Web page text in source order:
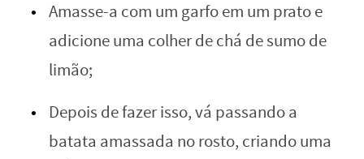
Amasse-a com um garfo em um prato e
adicione uma colher de chá de sumo de
limão;
Depois de fazer isso, vá passando a
batata amassada no rosto, criando uma